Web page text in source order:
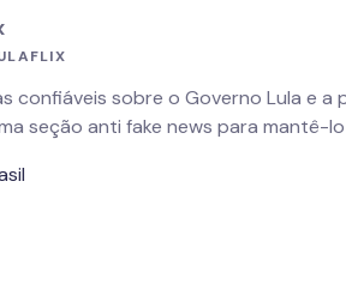
confiáveis sobre o Governo Lula e
seção anti fake news para mantê-